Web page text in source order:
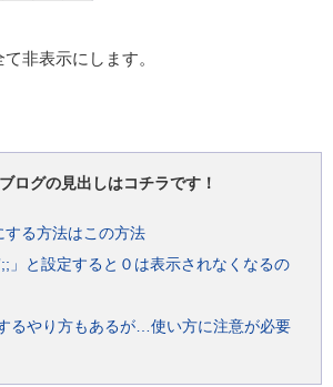
非表示にします。
ログの見出しはコチラです！
る方法はこの方法
」と設定すると０は表示されなくなるの
るやり方もあるが…使い方に注意が必要